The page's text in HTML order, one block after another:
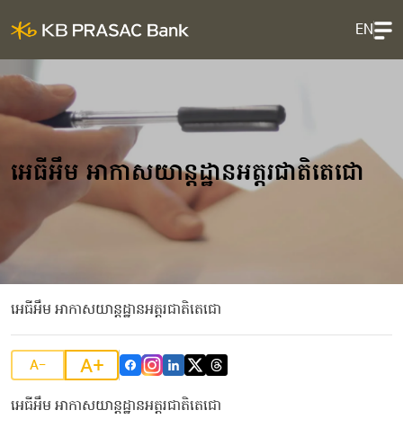
EN
អេធីអឹម អាកាសយាន្តដ្ឋានអត្តរជាតិតេជោ
អេធីអឹម អាកាសយាន្តដ្ឋានអត្តរជាតិតេជោ
A- A+
អេធីអឹម អាកាសយាន្តដ្ឋានអត្តរជាតិតេជោ